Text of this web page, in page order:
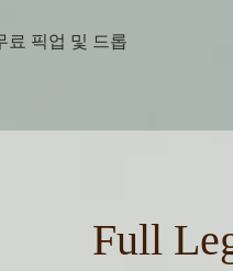
료 픽업 및 드롭
Full